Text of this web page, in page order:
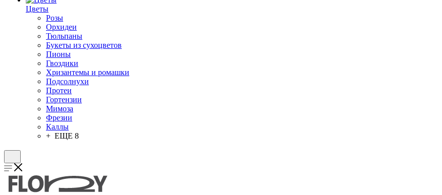
Цветы
Розы
Орхидеи
Тюльпаны
Букеты из сухоцветов
Пионы
Гвоздики
Хризантемы и ромашки
Подсолнухи
Протеи
Гортензии
Мимоза
Фрезии
Каллы
+ ЕЩЕ 8